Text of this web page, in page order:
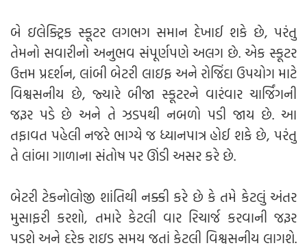
બે ઇલેક્ટ્રિક સ્કૂટર લગભગ સમાન દેખાઈ શકે છે, પરંતુ
તેમનો સવારીનો અનુભવ સંપૂર્ણપણે અલગ છે. એક સ્કૂટર
ઉત્તમ પ્રદર્શન, લાંબી બેટરી લાઇફ અને રોજિંદા ઉપયોગ માટે
વિશ્વસનીય છે, જ્યારે બીજા સ્કૂટરને વારંવાર ચાર્જિંગની
જરૂર પડે છે અને તે ઝડપથી નબળો પડી જાય છે. આ
તફાવત પહેલી નજરે ભાગ્યે જ ધ્યાનપાત્ર હોઈ શકે છે, પરંતુ
તે લાંબા ગાળાના સંતોષ પર ઊંડી અસર કરે છે.
બેટરી ટેકનોલોજી શાંતિથી નક્કી કરે છે કે તમે કેટલું અંતર
મુસાફરી કરશો, તમારે કેટલી વાર રિચાર્જ કરવાની જરૂર
પડશે અને દરેક રાઇડ સમય જતાં કેટલી વિશ્વસનીય લાગશે.